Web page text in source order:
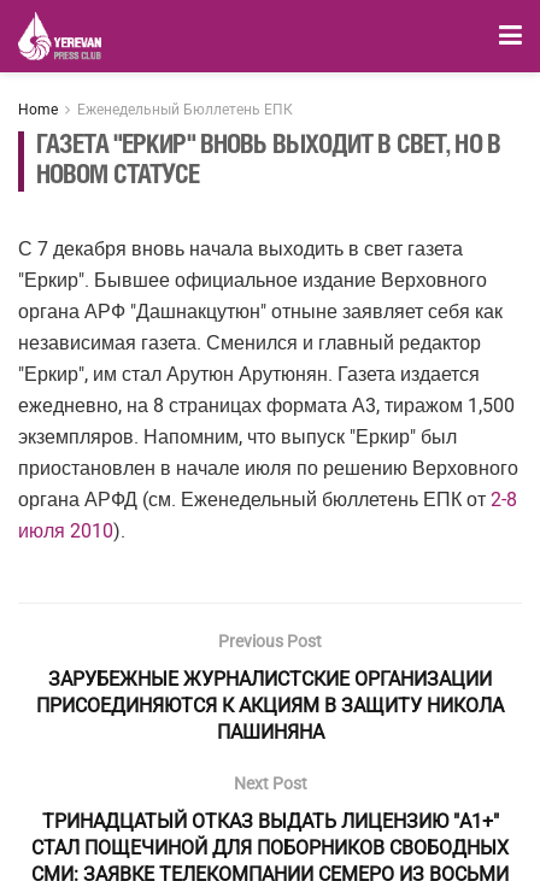
Home Еженедельный Бюллетень ЕПК
ГАЗЕТА "ЕРКИР" ВНОВЬ ВЫХОДИТ В СВЕТ, НО В
НОВОМ СТАТУСЕ
С 7 декабря вновь начала выходить в свет газета
"Еркир". Бывшее официальное издание Верховного
органа АРФ "Дашнакцутюн" отныне заявляет себя как
независимая газета. Сменился и главный редактор
"Еркир", им стал Арутюн Арутюнян. Газета издается
ежедневно, на 8 страницах формата А3, тиражом 1,500
экземпляров. Напомним, что выпуск "Еркир" был
приостановлен в начале июля по решению Верховного
органа АРФД (см. Еженедельный бюллетень ЕПК от 2-8
июля 2010).
Previous Post
ЗАРУБЕЖНЫЕ ЖУРНАЛИСТСКИЕ ОРГАНИЗАЦИИ
ПРИСОЕДИНЯЮТСЯ К АКЦИЯМ В ЗАЩИТУ НИКОЛА
ПАШИНЯНА
Next Post
ТРИНАДЦАТЫЙ ОТКАЗ ВЫДАТЬ ЛИЦЕНЗИЮ "А1+"
СТАЛ ПОЩЕЧИНОЙ ДЛЯ ПОБОРНИКОВ СВОБОДНЫХ
СМИ: ЗАЯВКЕ ТЕЛЕКОМПАНИИ СЕМЕРО ИЗ ВОСЬМИ